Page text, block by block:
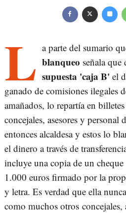
L a parte del sumario
blanqueo señala que
supuesta 'caja B' el
ganado de comisiones ilegales
amañados, lo repartía en
concejales, asesores y personal
entonces alcaldesa y estos lo
el dinero a través de
incluye una copia de un
1.000 euros firmado por la
y letra. Es verdad que ella
como muchos otros concejales,